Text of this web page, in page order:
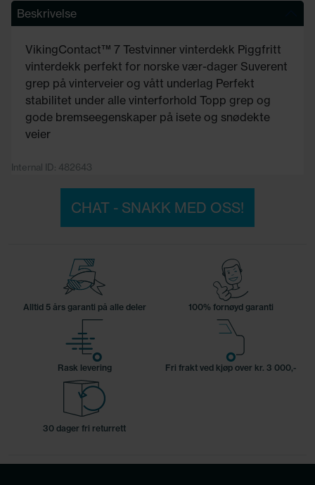
Beskrivelse
VikingContact™ 7 Testvinner vinterdekk Piggfritt
vinterdekk perfekt for norske vær-dager Suverent
grep på vinterveier og vått underlag Perfekt
stabilitet under alle vinterforhold Topp grep og
gode bremseegenskaper på isete og snødekte
veier
Internal ID: 482643
CHAT - SNAKK MED OSS!
Alltid 5 års garanti på alle deler 100% fornøyd garanti
Rask levering Fri frakt ved kjøp over kr. 3 000,-
30 dager fri returrett